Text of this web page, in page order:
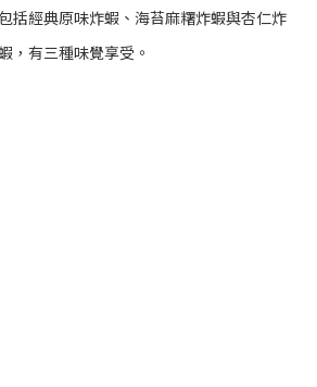
括經典原味炸蝦、海苔麻糬炸蝦與杏仁炸
，有三種味覺享受。